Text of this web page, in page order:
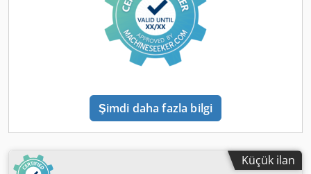
Şimdi daha fazla bilgi
Küçük ilan